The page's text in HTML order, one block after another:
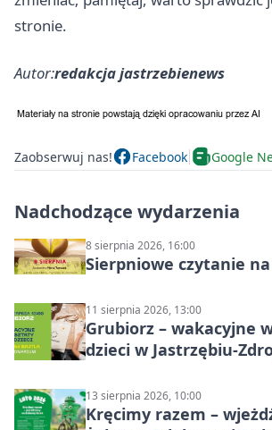
stronie.
Autor:redakcja jastrzebienews
Zaobserwuj nas! Facebook Google
Nadchodzące wydarzenia
8 sierpnia 2026, 16:00
Sierpniowe czytanie
11 sierpnia 2026, 13:00
Grubiorz – wakacyjne
dzieci w Jastrzębiu-
13 sierpnia 2026, 10:00
Kręcimy razem –